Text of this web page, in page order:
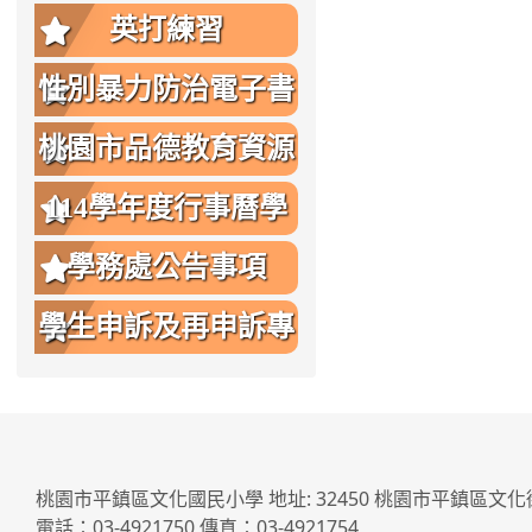
英打練習
性別暴力防治電子書
桃園市品德教育資源
網
114學年度行事曆學
生版
學務處公告事項
學生申訴及再申訴專
桃園市平鎮區文化國民小學 地址: 32450 桃園市平鎮區文